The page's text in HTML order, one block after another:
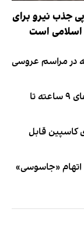
جذب نیرو برای
اسلامی است
۱۰ چهره‌ای که در مراسم عروسی
روایت فداکاری‌های محمد صلاح؛ از سفرهای ۹ ساعته تا
کاسپین قابل
اتهام «جاسوسی»